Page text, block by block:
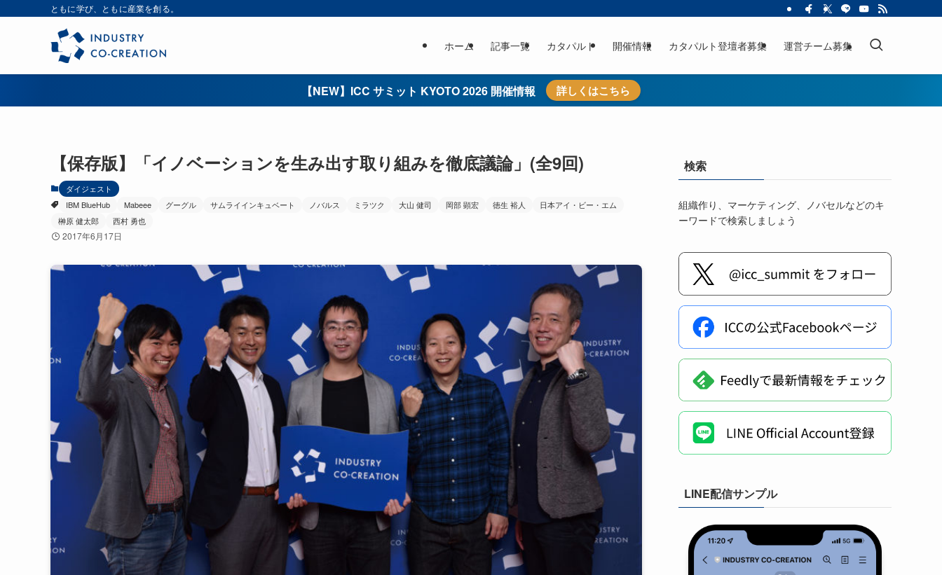
ともに学び、ともに産業を創る。
ホーム 記事一覧 カタパルト 開催情報 カタパルト登壇者募集 運営チーム募集
【NEW】ICC サミット KYOTO 2026 開催情報 詳しくはこちら
【保存版】「イノベーションを生み出す取り組みを徹底議論」(全9回)
ダイジェスト
IBM BlueHub
Mabeee グーグル サムライインキュベート ノバルス ミラツク 大山 健司 岡部 顕宏 徳生 裕人
日本アイ・ビー・エム
榊原 健太郎
西村 勇也
2017年6月17日
検索
組織作り、マーケティング、ノバセルなどのキ
ーワードで検索しましょう
LINE配信サンプル